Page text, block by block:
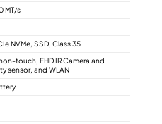
MT/s
NVMe, SSD, Class 35
touch, FHD IR Camera and
sensor, and WLAN